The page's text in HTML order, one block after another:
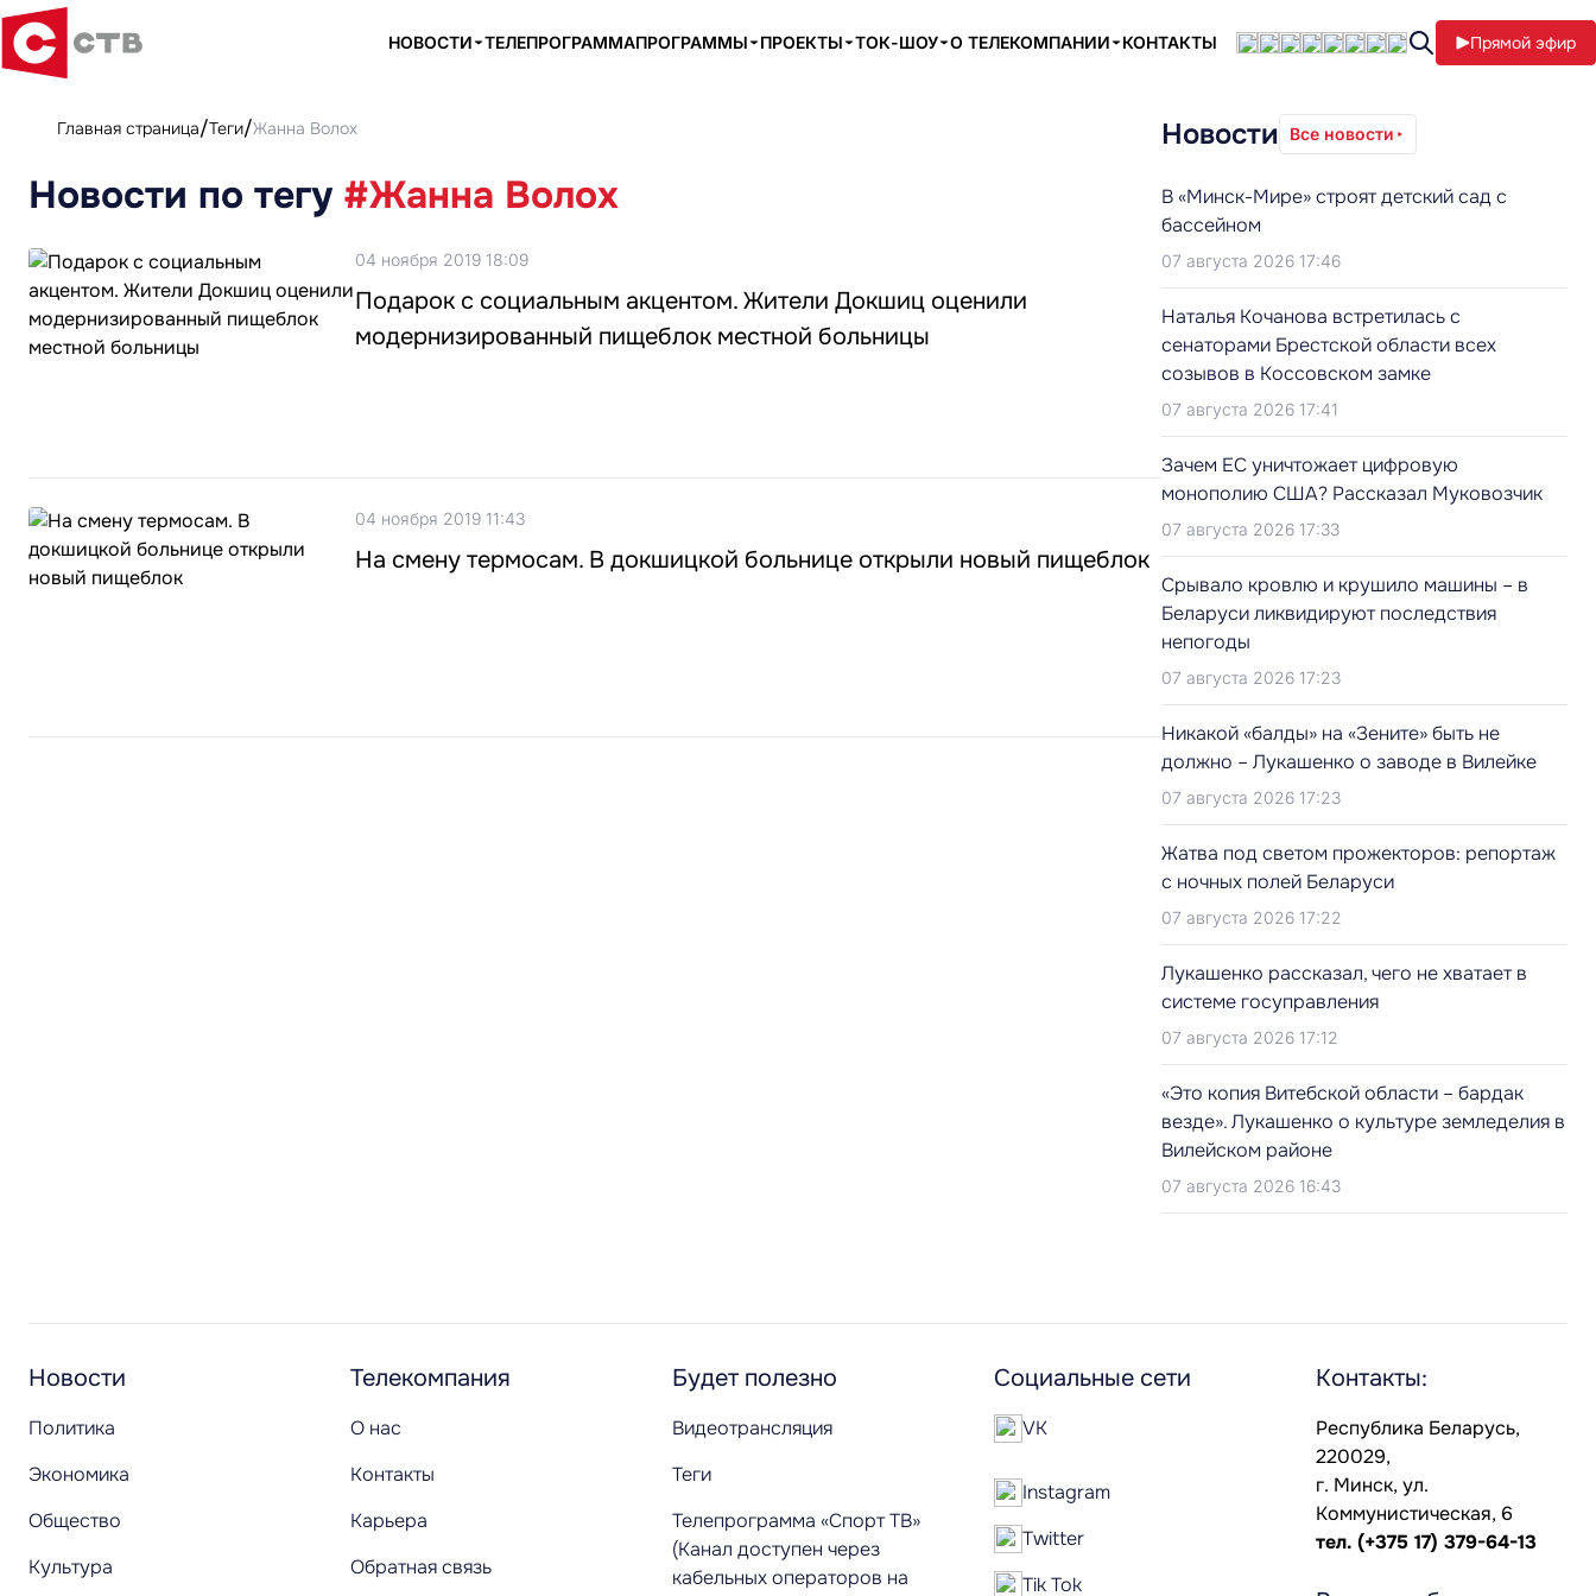
НОВОСТИ ТЕЛЕПРОГРАММАПРОГРАММЫ ПРОЕКТЫ ТОК-ШОУ О ТЕЛЕКОМПАНИИ КОНТАКТЫ Прямой эфир
Главная страница Теги Жанна Волох
Новости по тегу #Жанна Волох
04 ноября 2019 18:09
Подарок с социальным акцентом. Жители Докшиц оценили
модернизированный пищеблок местной больницы
04 ноября 2019 11:43
На смену термосам. В докшицкой больнице открыли новый пищеблок
Новости Все новости
В «Минск-Мире» строят детский сад с
бассейном
07 августа 2026 17:46
Наталья Кочанова встретилась с
сенаторами Брестской области всех
созывов в Коссовском замке
07 августа 2026 17:41
Зачем ЕС уничтожает цифровую
монополию США? Рассказал Муковозчик
07 августа 2026 17:33
Срывало кровлю и крушило машины – в
Беларуси ликвидируют последствия
непогоды
07 августа 2026 17:23
Никакой «балды» на «Зените» быть не
должно – Лукашенко о заводе в Вилейке
07 августа 2026 17:23
Жатва под светом прожекторов: репортаж
с ночных полей Беларуси
07 августа 2026 17:22
Лукашенко рассказал, чего не хватает в
системе госуправления
07 августа 2026 17:12
«Это копия Витебской области – бардак
везде». Лукашенко о культуре земледелия в
Вилейском районе
07 августа 2026 16:43
Новости
Политика
Экономика
Общество
Культура
Телекомпания
О нас
Контакты
Карьера
Обратная связь
Будет полезно
Видеотрансляция
Теги
Телепрограмма «Спорт ТВ»
(Канал доступен через
кабельных операторов на
Социальные сети
VK
Instagram
Twitter
Tik Tok
Контакты:
Республика Беларусь,
220029,
г. Минск, ул.
Коммунистическая, 6
тел. (+375 17) 379-64-13